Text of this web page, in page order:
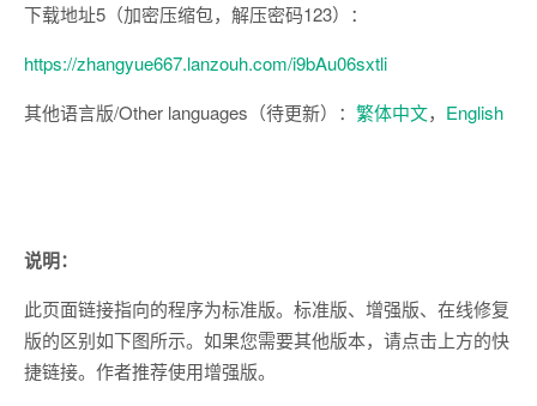
下载地址5（加密压缩包，解压密码123）：
https://zhangyue667.lanzouh.com/i9bAu06sxtli
其他语言版/Other languages（待更新）： 繁体中文， English
说明：
此页面链接指向的程序为标准版。标准版、增强版、在线修复
版的区别如下图所示。如果您需要其他版本，请点击上方的快
捷链接。作者推荐使用增强版。